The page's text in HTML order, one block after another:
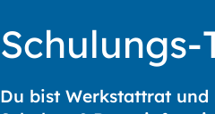
Schulungs-
Du bist Werkstattrat